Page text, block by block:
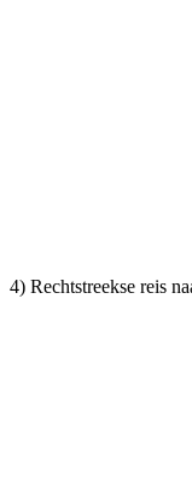
4) Rechtstreekse reis